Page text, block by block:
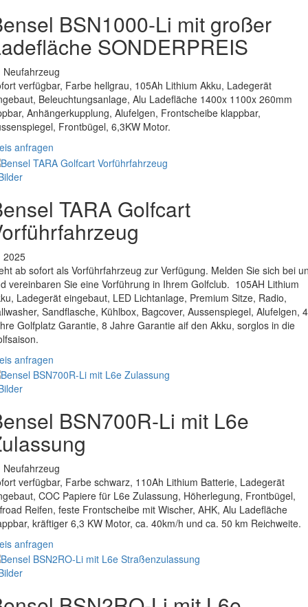
BSN1000-Li mit großer
SONDERPREIS
Neufahrzeug
verfügbar, Farbe hellgrau, 105Ah Lithium Akku, Ladegerät
Beleuchtungsanlage, Alu Ladefläche 1400x 1100x 260mm
Anhängerkupplung, Alufelgen, Frontscheibe klappbar,
Frontbügel, 6,3KW Motor.
anfragen
TARA Golfcart
2025
ab sofort als Vorführfahrzeug zur Verfügung. Melden Sie sich bei
vereinbaren Sie eine Vorführung in Ihrem Golfclub. 105AH Lithium
Ladegerät eingebaut, LED Lichtanlage, Premium Sitze, Radio,
Sandflasche, Kühlbox, Bagcover, Aussenspiegel, Alufelgen, 4
Golfplatz Garantie, 8 Jahre Garantie aif den Akku, sorglos in die
anfragen
BSN700R-Li mit L6e
Neufahrzeug
verfügbar, Farbe schwarz, 110Ah Lithium Batterie, Ladegerät
COC Papiere für L6e Zulassung, Höherlegung, Frontbügel,
Reifen, feste Frontscheibe mit Wischer, AHK, Alu Ladefläche
kräftiger 6,3 KW Motor, ca. 40km/h und ca. 50 km Reichweite.
anfragen